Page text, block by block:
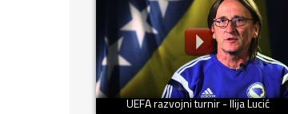
UEFA razvojni turnir - Ilija Lucić